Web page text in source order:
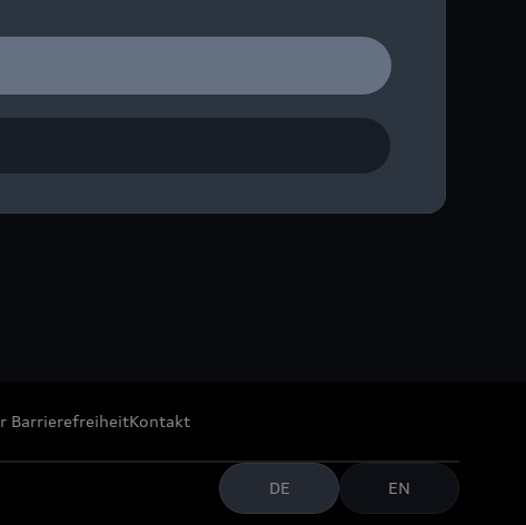
Tradition und Deutschem
BarrierefreiheitKontakt
DE EN